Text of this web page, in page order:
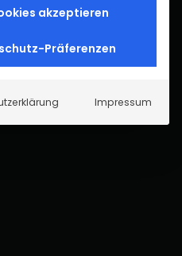
akzeptieren
Präferenzen
Impressum